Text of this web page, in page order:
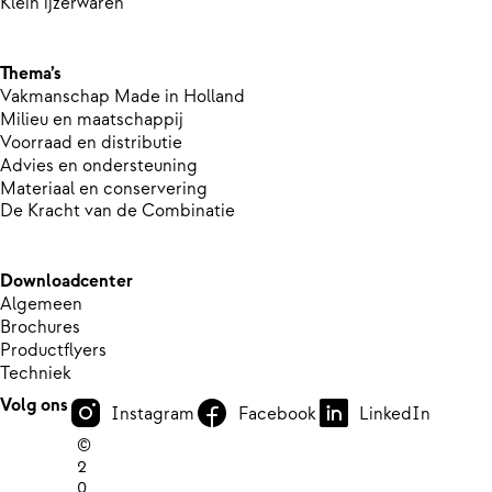
Thema’s
Vakmanschap Made in Holland
Milieu en maatschappij
Voorraad en distributie
Advies en ondersteuning
Materiaal en conservering
De Kracht van de Combinatie
Downloadcenter
Algemeen
Brochures
Productflyers
Techniek
Volg ons
Instagram Facebook
LinkedIn
©
2